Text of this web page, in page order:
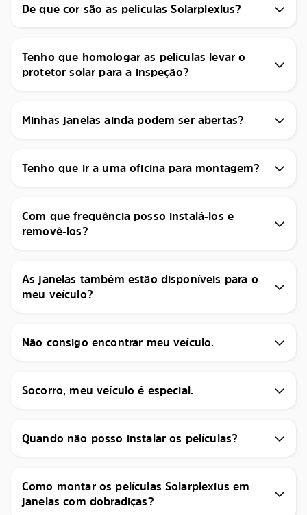
De que cor são as películas Solarplexius?
Tenho que homologar as películas levar o
protetor solar para a inspeção?
Minhas janelas ainda podem ser abertas?
Tenho que ir a uma oficina para montagem?
Com que frequência posso instalá-los e
removê-los?
As janelas também estão disponíveis para o
meu veículo?
Não consigo encontrar meu veículo.
Socorro, meu veículo é especial.
Quando não posso instalar os películas?
Como montar os películas Solarplexius em
janelas com dobradiças?